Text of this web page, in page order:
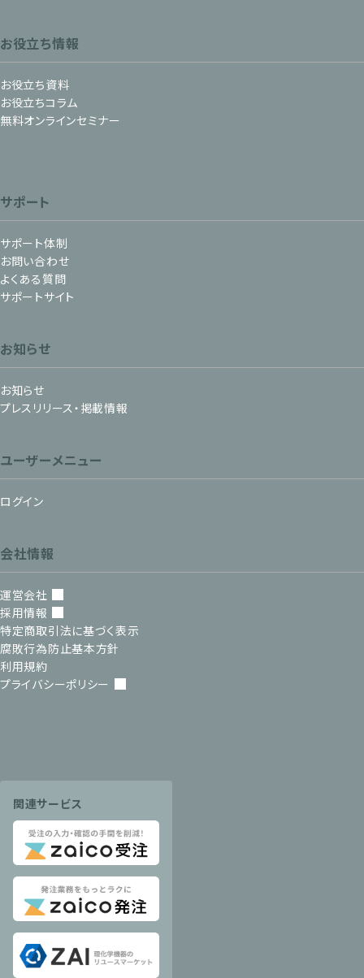
お役立ち情報
お役立ち資料
お役立ちコラム
無料オンラインセミナー
サポート
サポート体制
お問い合わせ
よくある質問
サポートサイト
お知らせ
お知らせ
プレスリリース・掲載情報
ユーザーメニュー
ログイン
会社情報
運営会社
採用情報
特定商取引法に基づく表示
腐敗行為防止基本方針
利用規約
プライバシーポリシー
関連サービス